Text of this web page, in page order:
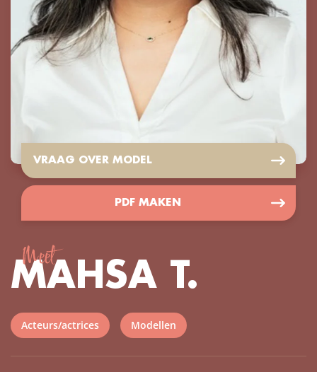
VRAAG OVER MODEL
PDF MAKEN
Meet
MAHSA T.
Acteurs/actrices Modellen